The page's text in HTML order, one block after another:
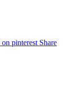
on pinterest Share